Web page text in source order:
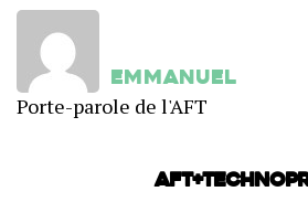
Emmanuel
Porte-parole de l'AFT